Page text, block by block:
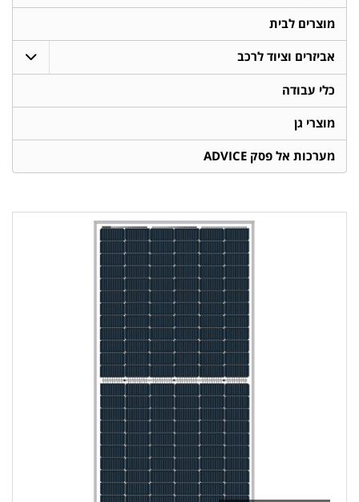
מוצרים לבית
אביזרים וציוד לרכב
כלי עבודה
מוצרי גן
מערכות אל פסק ADVICE